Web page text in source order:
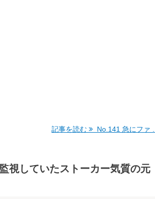
記事を読む No.141 急にファ ...
視していたストーカー気質の元